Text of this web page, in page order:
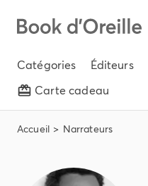
Catégories Éditeurs
Carte cadeau
Accueil Narrateurs